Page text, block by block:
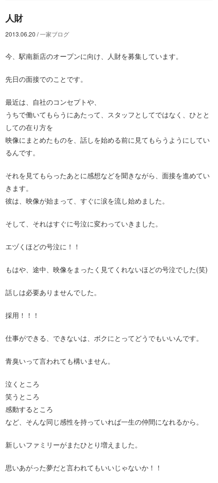
人財
2013.06.20 /一家ブログ
今、駅南新店のオープンに向け、人財を募集しています。
先日の面接でのことです。
最近は、自社のコンセプトや、
うちで働いてもらうにあたって、スタッフとしてではなく、ひとと
しての在り方を
映像にまとめたものを、話しを始める前に見てもらうようにしてい
るんです。
それを見てもらったあとに感想などを聞きながら、面接を進めてい
きます。
彼は、映像が始まって、すぐに涙を流し始めました。
そして、それはすぐに号泣に変わっていきました。
エヅくほどの号泣に！！
もはや、途中、映像をまったく見てくれないほどの号泣でした(笑)
話しは必要ありませんでした。
採用！！！
仕事ができる、できないは、ボクにとってどうでもいいんです。
青臭いって言われても構いません。
泣くところ
笑うところ
感動するところ
など、そんな同じ感性を持っていれば一生の仲間になれるから。
新しいファミリーがまたひとり増えました。
思いあがった夢だと言われてもいいじゃないか！！